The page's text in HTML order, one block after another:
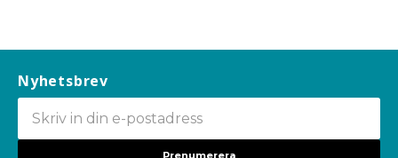
Nyhetsbrev
Prenumerera